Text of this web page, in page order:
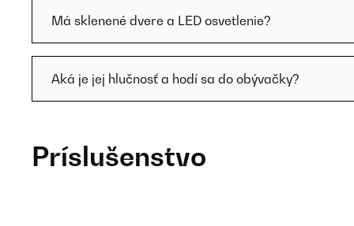
Má sklenené dvere a LED osvetlenie?
Aká je jej hlučnosť a hodí sa do obývačky?
Príslušenstvo